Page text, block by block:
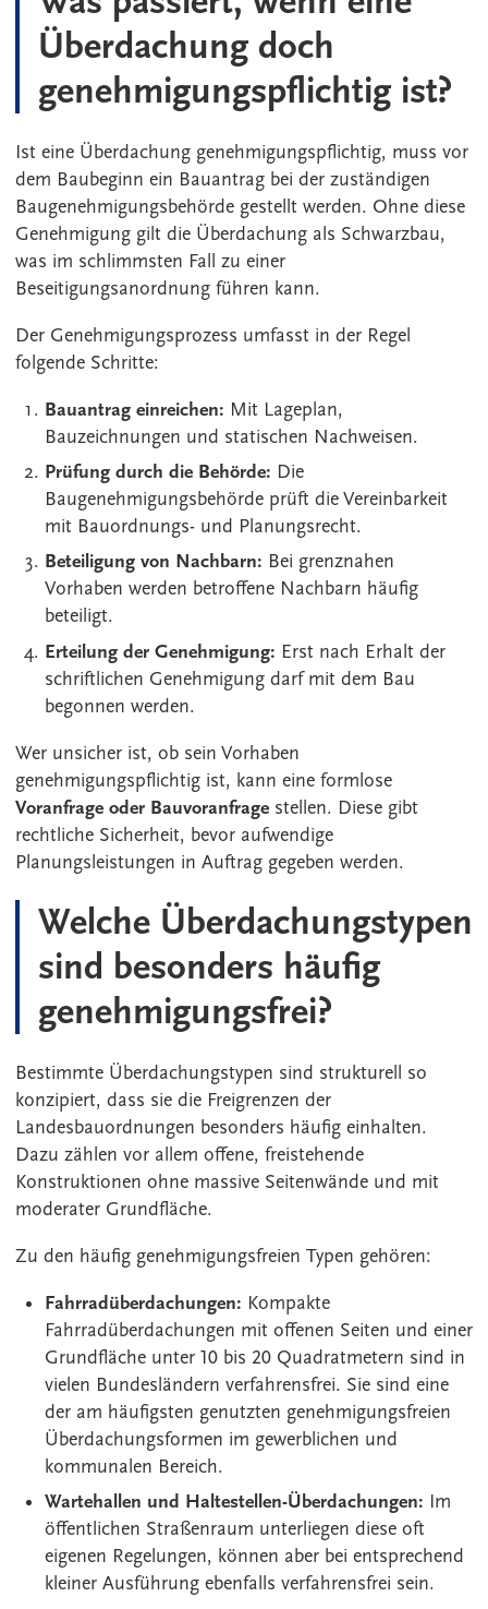
Überdachung doch
genehmigungspflichtig ist?
Ist eine Überdachung genehmigungspflichtig, muss vor
dem Baubeginn ein Bauantrag bei der zuständigen
Baugenehmigungsbehörde gestellt werden. Ohne diese
Genehmigung gilt die Überdachung als Schwarzbau,
was im schlimmsten Fall zu einer
Beseitigungsanordnung führen kann.
Der Genehmigungsprozess umfasst in der Regel
folgende Schritte:
Bauantrag einreichen: Mit Lageplan,
Bauzeichnungen und statischen Nachweisen.
Prüfung durch die Behörde: Die
Baugenehmigungsbehörde prüft die Vereinbarkeit
mit Bauordnungs- und Planungsrecht.
Beteiligung von Nachbarn: Bei grenznahen
Vorhaben werden betroffene Nachbarn häufig
beteiligt.
Erteilung der Genehmigung: Erst nach Erhalt der
schriftlichen Genehmigung darf mit dem Bau
begonnen werden.
Wer unsicher ist, ob sein Vorhaben
genehmigungspflichtig ist, kann eine formlose
Voranfrage oder Bauvoranfragestellen. Diese gibt
rechtliche Sicherheit, bevor aufwendige
Planungsleistungen in Auftrag gegeben werden.
Welche Überdachungstypen
sind besonders häufig
genehmigungsfrei?
Bestimmte Überdachungstypen sind strukturell so
konzipiert, dass sie die Freigrenzen der
Landesbauordnungen besonders häufig einhalten.
Dazu zählen vor allem offene, freistehende
Konstruktionen ohne massive Seitenwände und mit
moderater Grundfläche.
Zu den häufig genehmigungsfreien Typen gehören:
Fahrradüberdachungen: Kompakte
Fahrradüberdachungen mit offenen Seiten und einer
Grundfläche unter 10 bis 20 Quadratmetern sind in
vielen Bundesländern verfahrensfrei. Sie sind eine
der am häufigsten genutzten genehmigungsfreien
Überdachungsformen im gewerblichen und
kommunalen Bereich.
Wartehallen und Haltestellen-Überdachungen: Im
öffentlichen Straßenraum unterliegen diese oft
eigenen Regelungen, können aber bei entsprechend
kleiner Ausführung ebenfalls verfahrensfrei sein.